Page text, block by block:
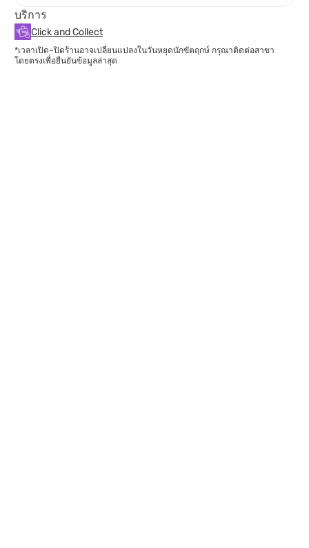
บริการ
Click and Collect
*เวลาเปิด–ปิดร้านอาจเปลี่ยนแปลงในวันหยุดนักขัตฤกษ์ กรุณาติดต่อสาขา
โดยตรงเพื่อยืนยันข้อมูลล่าสุด